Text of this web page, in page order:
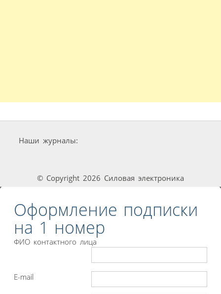
Наши журналы:
© Copyright 2026 Силовая электроника
Оформление подписки
на 1 номер
ФИО контактного лица
E-mail